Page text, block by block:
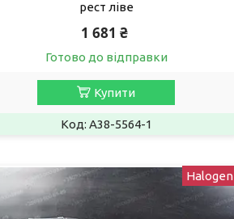
рест ліве
1 681 ₴
Готово до відправки
Купити
A38-5564-1
Halogen